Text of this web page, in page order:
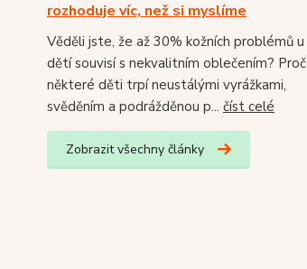
rozhoduje víc, než si myslíme
Věděli jste, že až 30% kožních problémů u
dětí souvisí s nekvalitním oblečením? Proč
některé děti trpí neustálými vyrážkami,
svěděním a podrážděnou p... číst celé
Zobrazit všechny články